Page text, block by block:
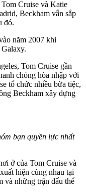
Cruise và Katie
Beckham vẫn sắp
đó.
năm 2007 khi
Tom Cruise gần
chóng hòa nhập với
tổ chức nhiều bữa tiệc,
Beckham xây dựng
bạn quyền lực nhất
ở của Tom Cruise và
hiện cùng nhau tại
và những trận đấu thể